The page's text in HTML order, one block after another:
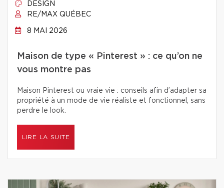
DESIGN
RE/MAX QUÉBEC
8 MAI 2026
Maison de type « Pinterest » : ce qu’on ne
vous montre pas
Maison Pinterest ou vraie vie : conseils afin d’adapter sa
propriété à un mode de vie réaliste et fonctionnel, sans
perdre le look.
LIRE LA SUITE